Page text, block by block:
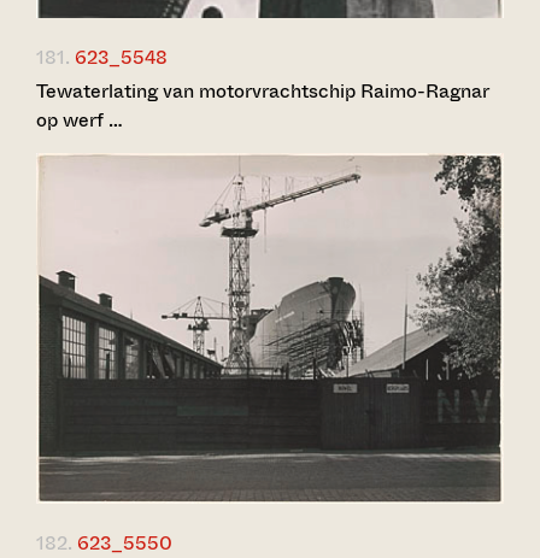
181. 623_5548
Tewaterlating van motorvrachtschip Raimo-Ragnar
op werf …
182. 623_5550